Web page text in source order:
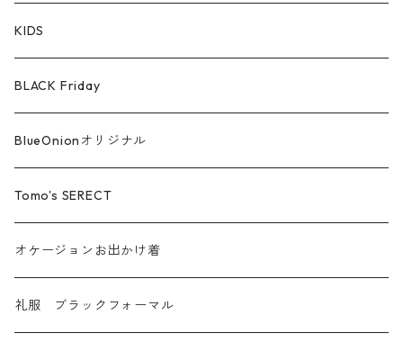
シルケットコットン
ファー ムートン
汗染み防止
KIDS
BLACK Friday
BlueOnionオリジナル
Tomo's SERECT
オケージョンお出かけ着
礼服 ブラックフォーマル